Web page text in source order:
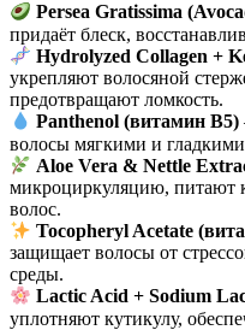
Persea Gratissima
придаёт блеск,
Hydrolyzed Collagen +
укрепляют волосяной
предотвращают ломкость.
Panthenol (витамин B5)
волосы мягкими и
Aloe Vera & Nettle
микроциркуляцию, питают
волос.
Tocopheryl Acetate
защищает волосы от
среды.
Lactic Acid + Sodium
уплотняют кутикулу,